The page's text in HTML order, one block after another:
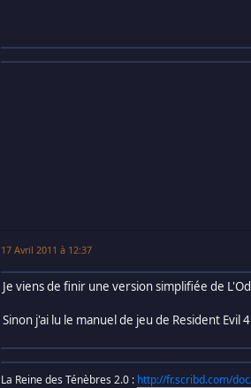
17 Avril 2011 à 12:37
Je viens de finir une version simplifiée de
Sinon j'ai lu le manuel de jeu de Resident Evil 4
La Reine des Ténèbres 2.0 : http://fr.scribd.com/